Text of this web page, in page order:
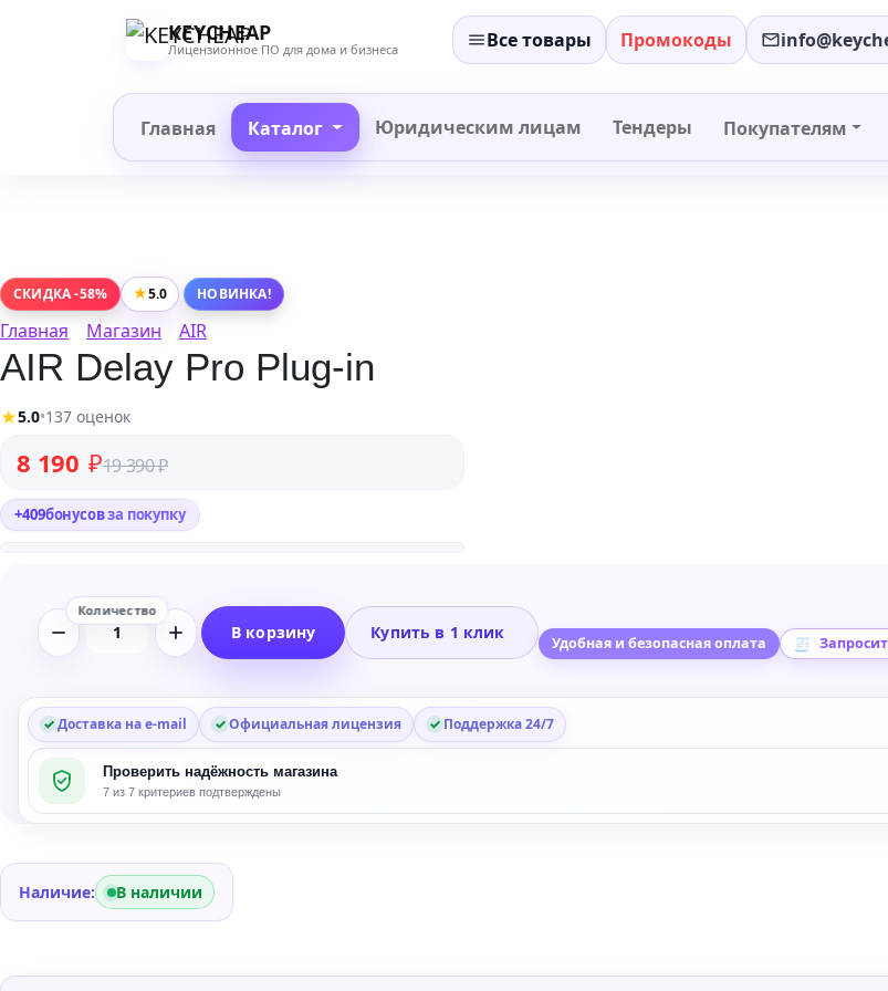
KEYCHEAP
Лицензионное ПО для дома и бизнеса Все товары Промокоды
Главная Каталог Юридическим лицам Тендеры Покупателям
СКИДКА -58% ★5.0 НОВИНКА!
Главная Магазин AIR
AIR Delay Pro Plug-in
★5.0•137 оценок
19 390₽
Первоначальная цена составляла 19 390 ₽.
8 190 ₽
Текущая цена: 8 190 ₽.
+409бонусовза покупку
Количество
AIR
Delay
Pro
Plug-
in
В корзину Купить в 1 клик
Удобная и безопасная оплата
Доставка на e-mail Официальная лицензия Поддержка 24/7
Проверить надёжность магазина
7 из 7 критериев подтверждены
Наличие: В наличии
− +